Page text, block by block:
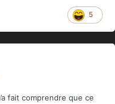
5
fait comprendre que ce